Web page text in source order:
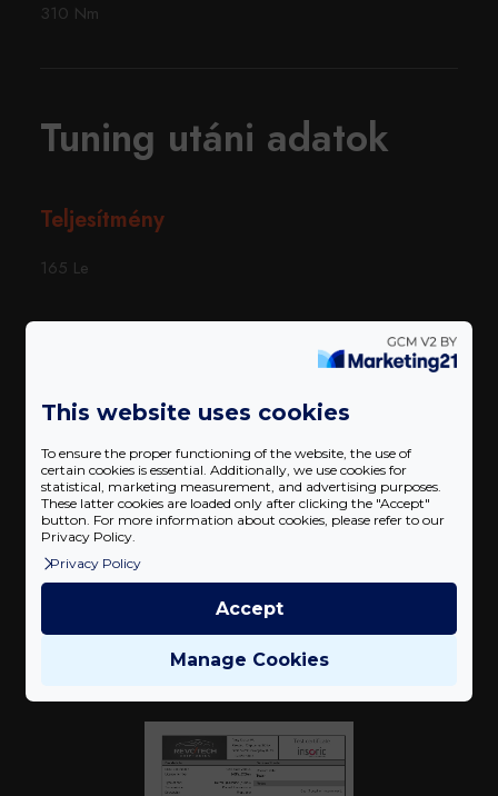
310 Nm
Tuning utáni adatok
Teljesítmény
165 Le
Teljesítmény növekedés
Mérési eredmények
This website uses cookies
To ensure the proper functioning of the website, the use of
certain cookies is essential. Additionally, we use cookies for
statistical, marketing measurement, and advertising purposes.
These latter cookies are loaded only after clicking the "Accept"
button. For more information about cookies, please refer to our
Privacy Policy.
Privacy Policy
Manage Cookies
Accept